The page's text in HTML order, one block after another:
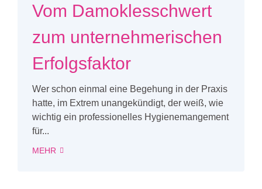
Vom Damoklesschwert
zum unternehmerischen
Erfolgsfaktor
Wer schon einmal eine Begehung in der Praxis
hatte, im Extrem unangekündigt, der weiß, wie
wichtig ein professionelles Hygienemangement
für...
MEHR